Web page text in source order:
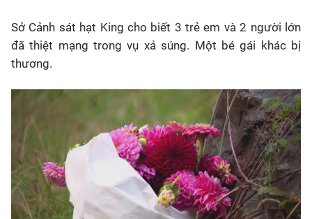
Sở Cảnh sát hạt King cho biết 3 trẻ em và 2 người lớn
đã thiệt mạng trong vụ xả súng. Một bé gái khác bị
thương.